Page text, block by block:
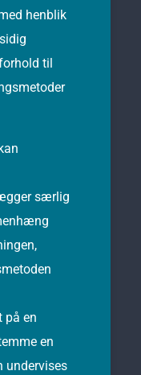
henblik
til
særlig
på en
en
undervises